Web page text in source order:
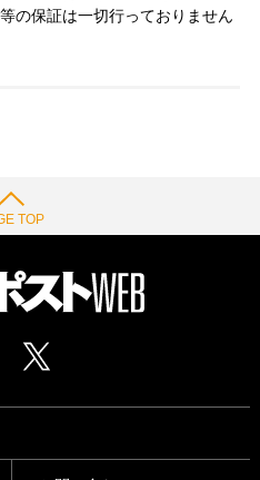
の保証は一切行っておりません
TOP